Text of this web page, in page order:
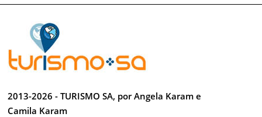
2013-2026 - TURISMO SA, por Angela Karam e
Camila Karam